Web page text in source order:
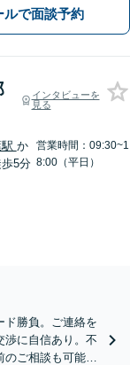
ルで面談予約
インタビューを
見る
か
歩5分
営業時間：09:30~1
8:00（平日）
ド勝負。ご連絡を
渉に自信あり。不
のご相談も可能で